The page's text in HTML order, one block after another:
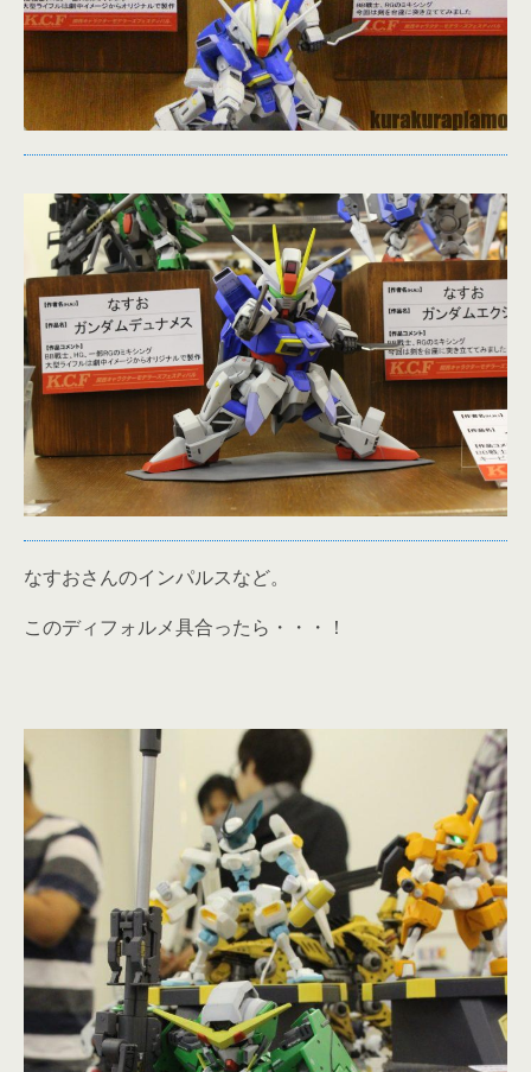
なすおさんのインパルスなど。
このディフォルメ具合ったら・・・！